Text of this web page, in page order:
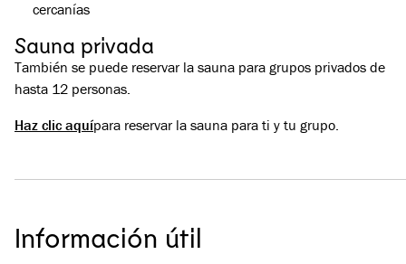
cercanías
Sauna privada
También se puede reservar la sauna para grupos privados de
hasta 12 personas.
Haz clic aquípara reservar la sauna para ti y tu grupo.
Información útil